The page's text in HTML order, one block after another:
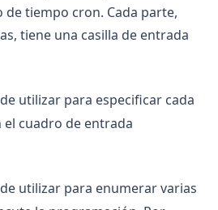
tiempo cron. Cada parte,
tiene una casilla de entrada
utilizar para especificar cada
cuadro de entrada
utilizar para enumerar varias